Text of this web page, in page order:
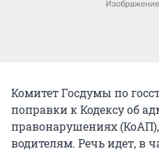
Комитет Госдумы по
поправки к Кодексу об
правонарушениях
водителям. Речь идет, в